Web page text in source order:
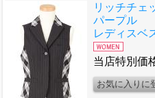
リッチチェ
パープル
レディスベ
当店特別価